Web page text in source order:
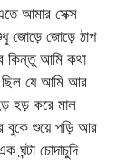
আমার সেক্স
জোড়ে জোড়ে ঠাপ
কিন্তু আমি কথা
ছিল যে আমি আর
হড় করে মাল
বুকে শুয়ে পড়ি আর
চোদাচুদি